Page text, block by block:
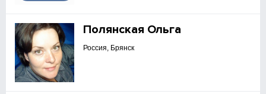
Полянская Ольга
Россия, Брянск